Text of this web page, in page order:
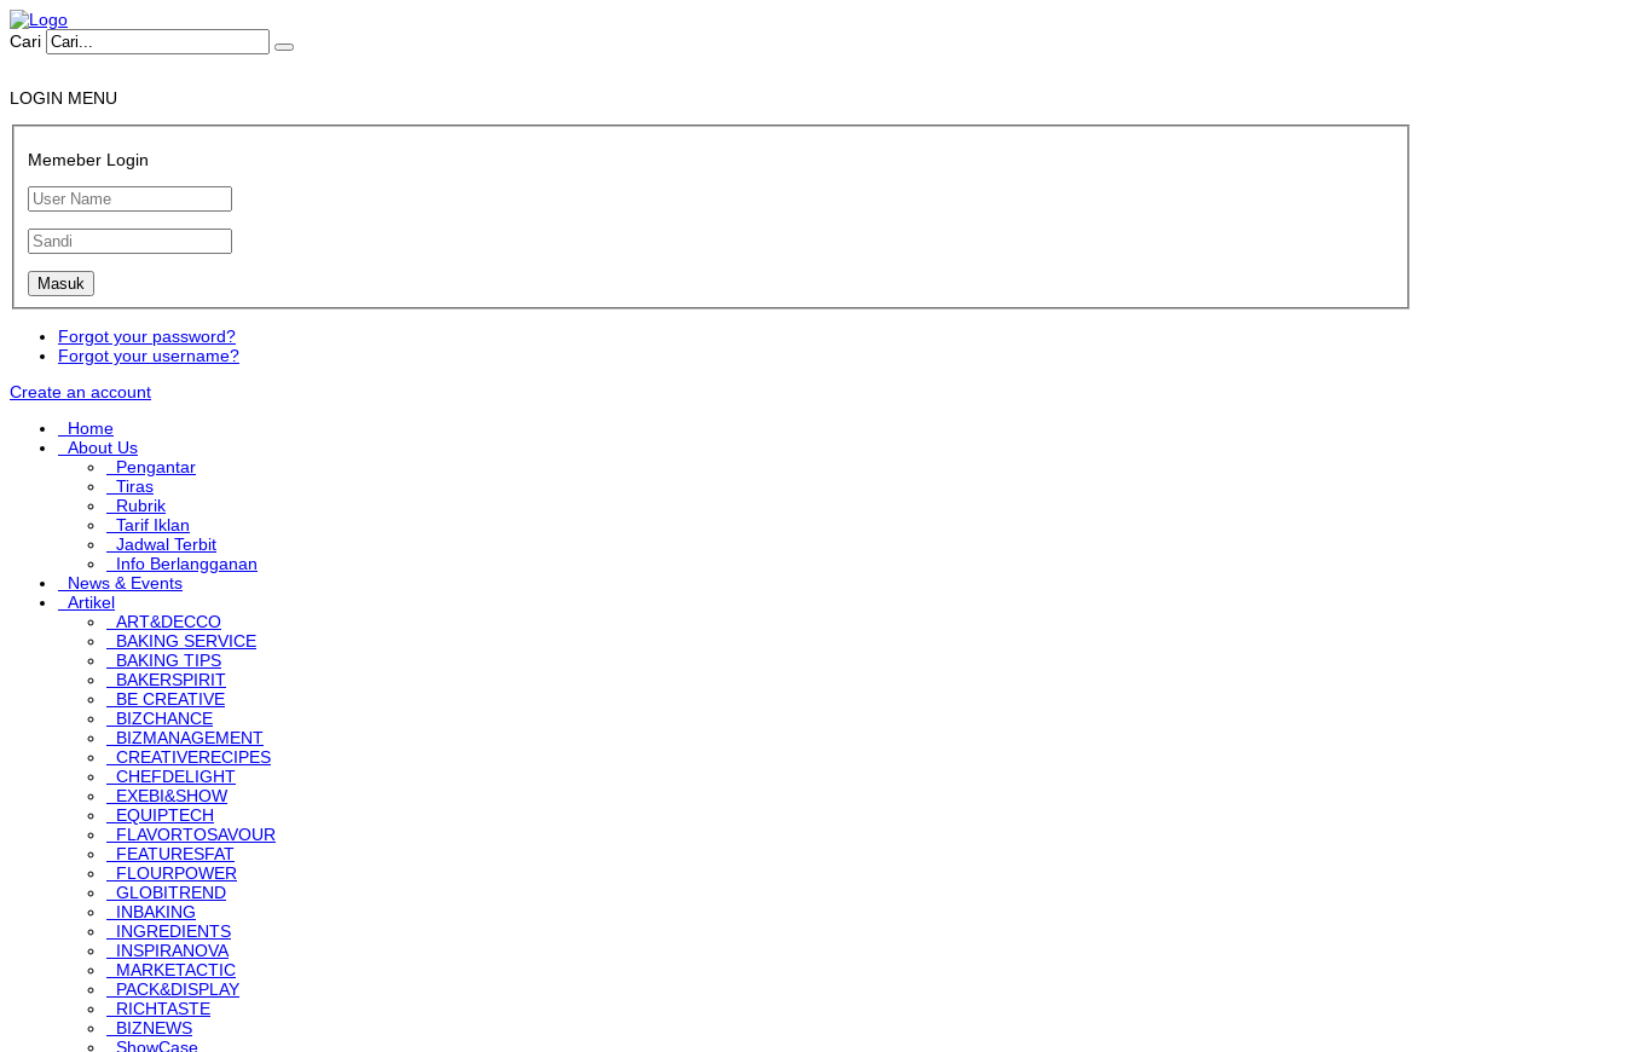
Cari
LOGIN MENU
Memeber Login
Forgot your password?
Forgot your username?
Create an account
Home
About Us
Pengantar
Tiras
Rubrik
Tarif Iklan
Jadwal Terbit
Info Berlangganan
News & Events
Artikel
ART&DECCO
BAKING SERVICE
BAKING TIPS
BAKERSPIRIT
BE CREATIVE
BIZCHANCE
BIZMANAGEMENT
CREATIVERECIPES
CHEFDELIGHT
EXEBI&SHOW
EQUIPTECH
FLAVORTOSAVOUR
FEATURESFAT
FLOURPOWER
GLOBITREND
INBAKING
INGREDIENTS
INSPIRANOVA
MARKETACTIC
PACK&DISPLAY
RICHTASTE
BIZNEWS
ShowCase